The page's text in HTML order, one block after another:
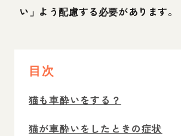
い」よう配慮する必要があります。
目次
猫も車酔いをする？
猫が車酔いをしたときの症状